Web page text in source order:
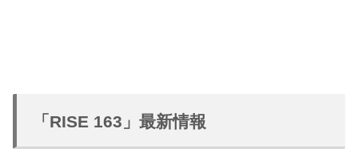
「RISE 163」最新情報